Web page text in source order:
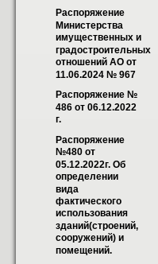
Распоряжение
Министерства
имущественных и
градостроительных
отношений АО от
11.06.2024 № 967
Распоряжение №
486 от 06.12.2022
г.
Распоряжение
№480 от
05.12.2022г. Об
определении
вида
фактического
использования
зданий(строений,
сооружений) и
помещений.